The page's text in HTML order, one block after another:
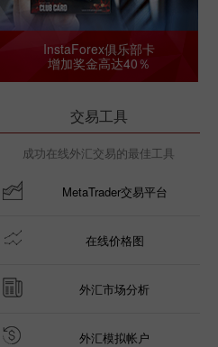
InstaForex俱乐部卡
增加奖金高达40％
交易工具
成功在线外汇交易的最佳工具
MetaTrader交易平台
在线价格图
外汇市场分析
外汇模拟帐户